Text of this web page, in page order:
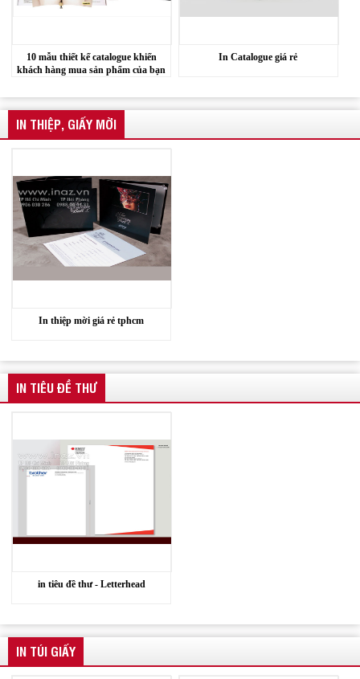
10 mẫu thiết kế catalogue khiến
khách hàng mua sản phẩm của bạn
In Catalogue giá rẻ
IN THIỆP, GIẤY MỜI
In thiệp mời giá rẻ tphcm
IN TIÊU ĐỀ THƯ
in tiêu đề thư - Letterhead
IN TÚI GIẤY